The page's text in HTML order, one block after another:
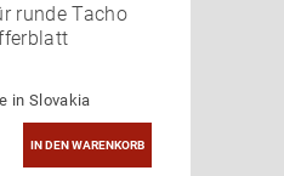
runde Tacho
in Slovakia